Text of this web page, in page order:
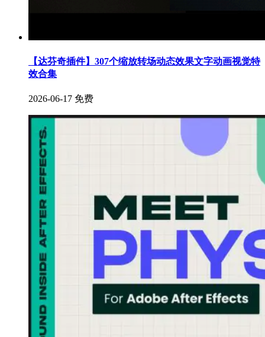
【达芬奇插件】307个缩放转场动态效果文字动画视觉特
效合集
2026-06-17 免费